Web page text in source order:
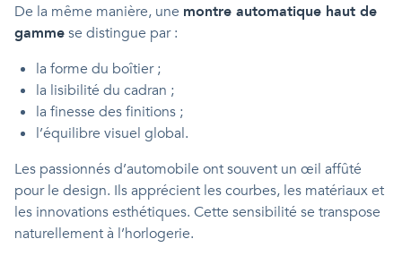
De la même manière, une montre automatique haut de
gammese distingue par :
la forme du boîtier ;
la lisibilité du cadran ;
la finesse des finitions ;
l’équilibre visuel global.
Les passionnés d’automobile ont souvent un œil affûté
pour le design. Ils apprécient les courbes, les matériaux et
les innovations esthétiques. Cette sensibilité se transpose
naturellement à l’horlogerie.